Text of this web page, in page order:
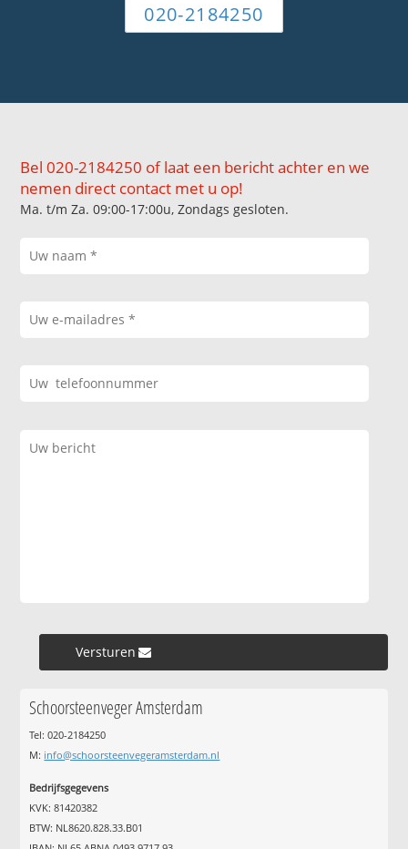
020-2184250
Bel 020-2184250 of laat een bericht achter en we
nemen direct contact met u op!
Ma. t/m Za. 09:00-17:00u, Zondags gesloten.
Versturen »
Schoorsteenveger Amsterdam
Tel: 020-2184250
M: info@schoorsteenvegeramsterdam.nl
Bedrijfsgegevens
KVK: 81420382
BTW: NL8620.828.33.B01